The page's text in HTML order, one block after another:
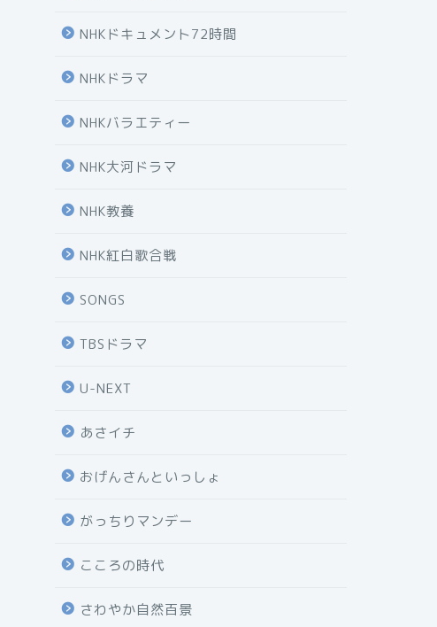
NHKドキュメント72時間
NHKドラマ
NHKバラエティー
NHK大河ドラマ
NHK教養
NHK紅白歌合戦
SONGS
TBSドラマ
U-NEXT
あさイチ
おげんさんといっしょ
がっちりマンデー
こころの時代
さわやか自然百景